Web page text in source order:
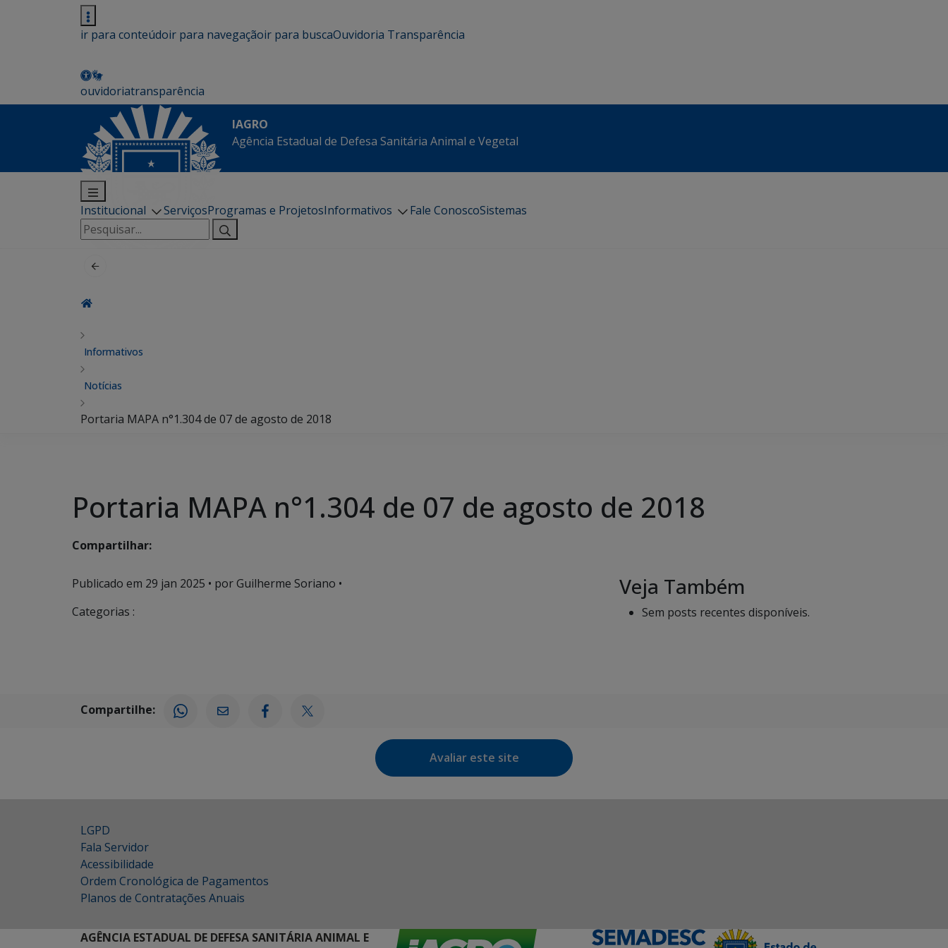
ir para conteúdoir para navegaçãoir para buscaOuvidoria Transparência
ouvidoriatransparência
IAGRO
Agência Estadual de Defesa Sanitária Animal e Vegetal
Institucional ServiçosProgramas e ProjetosInformativos Fale ConoscoSistemas
Pesquisar
por:
Informativos
Notícias
Portaria MAPA n°1.304 de 07 de agosto de 2018
Portaria MAPA n°1.304 de 07 de agosto de 2018
Compartilhar:
Publicado em 29 jan 2025 • por Guilherme Soriano •
Categorias :
Veja Também
Sem posts recentes disponíveis.
Compartilhe:
Avaliar este site
LGPD
Fala Servidor
Acessibilidade
Ordem Cronológica de Pagamentos
Planos de Contratações Anuais
AGÊNCIA ESTADUAL DE DEFESA SANITÁRIA ANIMAL E